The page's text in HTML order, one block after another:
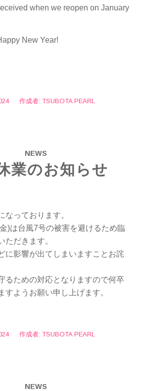
when we reopen on January
New Year!
作成者: TSUBOTA PEARL
NEWS
業のお知らせ
なっております。
)は台風7号の被害を避けるため臨
ただきます。
に影響が出てしまいますことお詫
るための対応となりますので何卒
すようお願い申し上げます。
作成者: TSUBOTA PEARL
NEWS